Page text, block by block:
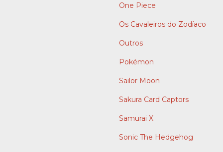
One Piece
Os Cavaleiros do Zodíaco
Outros
Pokémon
Sailor Moon
Sakura Card Captors
Samurai X
Sonic The Hedgehog